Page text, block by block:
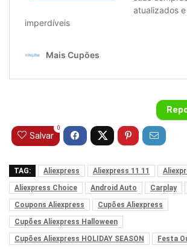
Salvar
0
TAG: Aliexpress Aliexpress 11 11
Aliexpress Choice
Android Auto Carplay
Coupons Aliexpress
Cupões Aliexpress
Cupões Aliexpress Halloween
Cupões Aliexpress HOLIDAY SEASON
Festa